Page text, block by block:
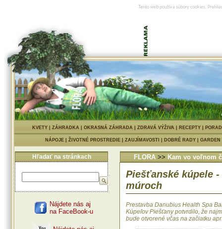
Tento web používa súbory cookies.
KVETY| ZÁHRADKA| OKRASNÁ ZÁHRADA| ZDRAVÁ VÝŽIVA| RECEPTY|
NÁPOJE ŽIVOTNÉ PROSTREDIE ZAUJÍMAVOSTI DOBRÉ RADY
Hľadať na stránkach
Nájdete nás aj
na FaceBook-u
FLORA >> Kam vo voľnom
Piešťanské kúpele
múroch
Prestavba Danubius Health Spa
Kúpeľov Piešťany potvrdilo, že
bude otvorené včas na začiatku